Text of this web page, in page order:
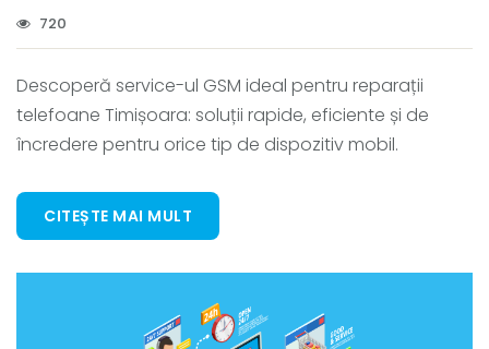
720
Descoperă service-ul GSM ideal pentru reparații
telefoane Timișoara: soluții rapide, eficiente și de
încredere pentru orice tip de dispozitiv mobil.
CITEȘTE MAI MULT